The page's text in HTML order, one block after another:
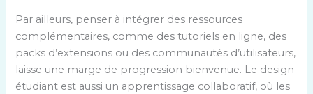
d
u
d
e
s
Par ailleurs, penser à intégrer des ressources
complémentaires, comme des tutoriels en ligne, des
packs d’extensions ou des communautés d’utilisateurs,
laisse une marge de progression bienvenue. Le design
étudiant est aussi un apprentissage collaboratif, où les